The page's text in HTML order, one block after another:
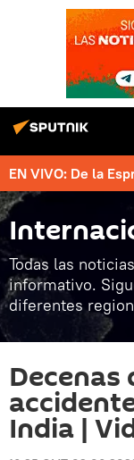
EN VIVO: De la
Todas las
informativo.
diferentes
India |